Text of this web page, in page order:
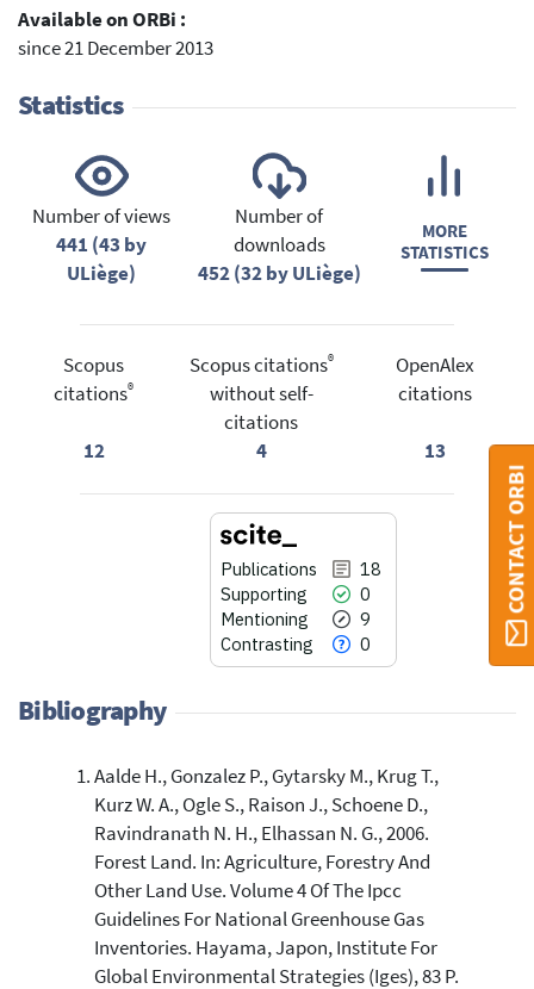
Available on ORBi :
since 21 December 2013
Statistics
Number of views
441 (43 by
ULiège)
Number of
downloads
452 (32 by ULiège)
MORE
STATISTICS
Scopus
citations®
12
Scopus citations®
without self-
citations
4
OpenAlex
citations
13
Publications
18
Supporting
0
Mentioning
9
Contrasting
0
18
0
0
Citing Publications
Supporting
Mentioning
Contrasting
See how this article has been
Bibliography
Aalde H., Gonzalez P., Gytarsky M., Krug T.,
Kurz W. A., Ogle S., Raison J., Schoene D.,
Ravindranath N. H., Elhassan N. G., 2006.
Forest Land. In: Agriculture, Forestry And
Other Land Use. Volume 4 Of The Ipcc
Guidelines For National Greenhouse Gas
Inventories. Hayama, Japon, Institute For
Global Environmental Strategies (Iges), 83 P.
CONTACT ORBI